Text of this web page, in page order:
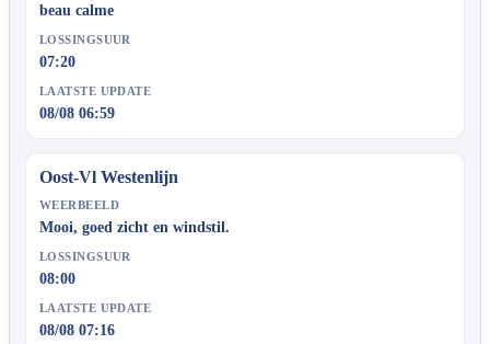
beau calme
LOSSINGSUUR
07:20
LAATSTE UPDATE
08/08 06:59
Oost-Vl Westenlijn
WEERBEELD
Mooi, goed zicht en windstil.
LOSSINGSUUR
08:00
LAATSTE UPDATE
08/08 07:16